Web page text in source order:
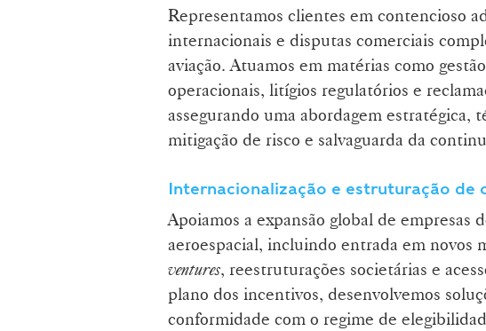
Representamos clientes em contencioso
internacionais e disputas comerciais
aviação. Atuamos em matérias como
operacionais, litígios regulatórios e
assegurando uma abordagem estratégica,
mitigação de risco e salvaguarda da
Internacionalização e estruturação de
Apoiamos a expansão global de empresas
aeroespacial, incluindo entrada em novos
ventures, reestruturações societárias e
plano dos incentivos, desenvolvemos
conformidade com o regime de